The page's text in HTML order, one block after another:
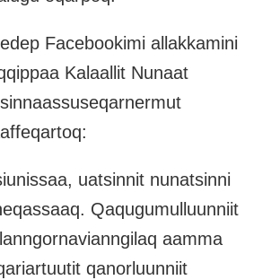
Facebookimi allakkamini
Kalaallit Nunaat
uatsinnit nunatsinni
Qaqugumulluunniit
aamma
qanorluunniit